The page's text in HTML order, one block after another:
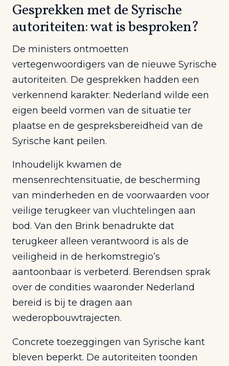
Gesprekken met de Syrische
autoriteiten: wat is besproken?
De ministers ontmoetten
vertegenwoordigers van de nieuwe Syrische
autoriteiten. De gesprekken hadden een
verkennend karakter: Nederland wilde een
eigen beeld vormen van de situatie ter
plaatse en de gespreksbereidheid van de
Syrische kant peilen.
Inhoudelijk kwamen de
mensenrechtensituatie, de bescherming
van minderheden en de voorwaarden voor
veilige terugkeer van vluchtelingen aan
bod. Van den Brink benadrukte dat
terugkeer alleen verantwoord is als de
veiligheid in de herkomstregio’s
aantoonbaar is verbeterd. Berendsen sprak
over de condities waaronder Nederland
bereid is bij te dragen aan
wederopbouwtrajecten.
Concrete toezeggingen van Syrische kant
bleven beperkt. De autoriteiten toonden